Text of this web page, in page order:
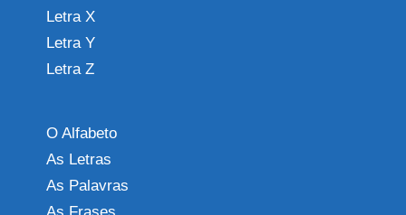
Letra X
Letra Y
Letra Z
O Alfabeto
As Letras
As Palavras